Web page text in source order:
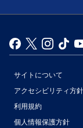
サイトについて
アクセシビリティ方針
利用規約
個人情報保護方針